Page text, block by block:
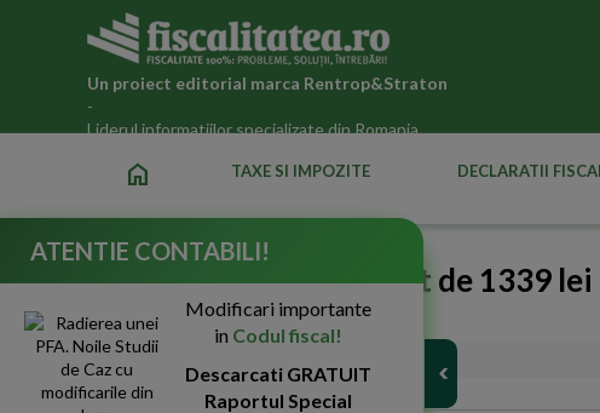
Un proiect editorial marca Rentrop&Straton
-
Liderul informatiilor specializate din Romania
home TAXE SI IMPOZITE DECLARATII
Salariul mediu net a fost de 1339
2010
05-Oct-2010 3849
ATENTIE CONTABILI!
Modificari importante
in Codul fiscal!
Descarcati GRATUIT
Raportul Special